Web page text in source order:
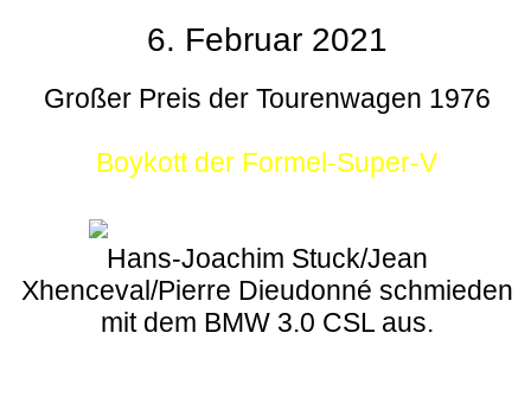
6. Februar 2021
Großer Preis der Tourenwagen 1976
Boykott der Formel-Super-V
Hans-Joachim Stuck/Jean
Xhenceval/Pierre Dieudonné schmieden
mit dem BMW 3.0 CSL aus.